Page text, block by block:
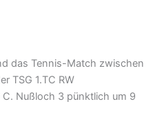
das Tennis-Match zwischen
TSG 1.TC RW
Nußloch 3 pünktlich um 9